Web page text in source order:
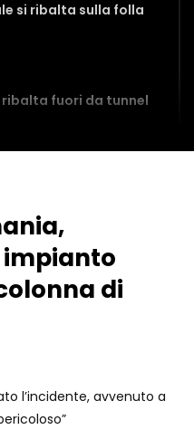
si ribalta sulla folla
ribalta fuori da tunnel
in aria il drone
impianto
di
l’incidente, avvenuto a